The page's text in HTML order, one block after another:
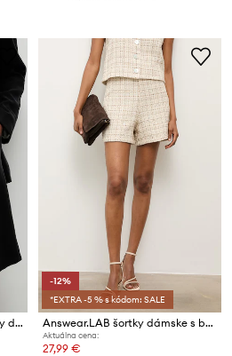
Answear.LAB elegantné šortky dámske s viskózou
-12%
*EXTRA -5 % s kódom: SALE
Answear.LAB šortky dámske s bavlnou
Aktuálna cena:
27,99 €